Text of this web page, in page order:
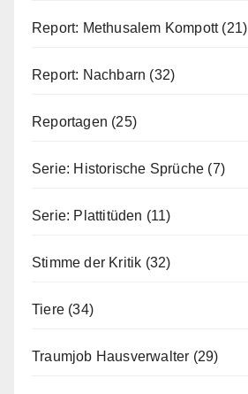
Report: Methusalem Kompott(21)
Report: Nachbarn (32)
Reportagen (25)
Serie: Historische Sprüche (7)
Serie: Plattitüden (11)
Stimme der Kritik (32)
Tiere (34)
Traumjob Hausverwalter (29)